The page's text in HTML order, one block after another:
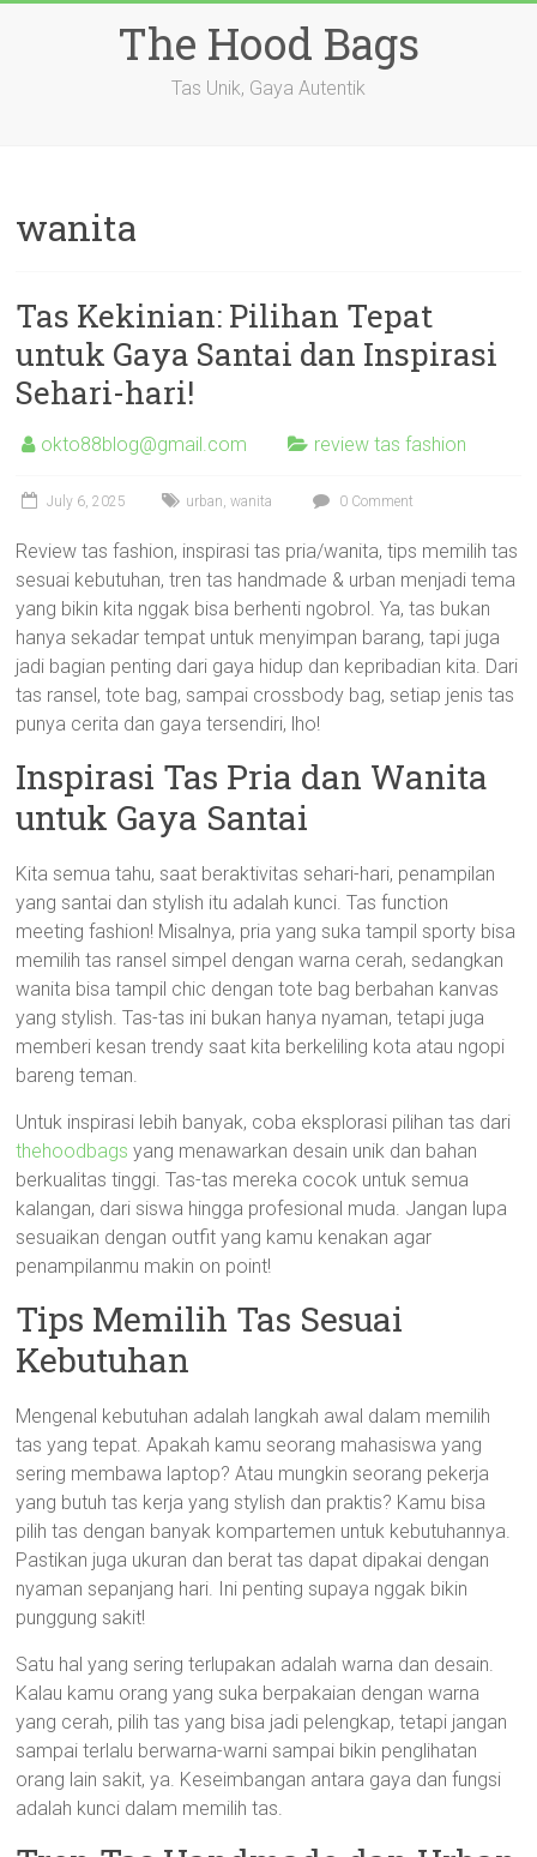
The Hood Bags
Tas Unik, Gaya Autentik
wanita
Tas Kekinian: Pilihan Tepat
untuk Gaya Santai dan Inspirasi
Sehari-hari!
okto88blog@gmail.com review tas fashion
July 6, 2025 urban,wanita 0 Comment
Review tas fashion, inspirasi tas pria/wanita, tips memilih tas
sesuai kebutuhan, tren tas handmade & urban menjadi tema
yang bikin kita nggak bisa berhenti ngobrol. Ya, tas bukan
hanya sekadar tempat untuk menyimpan barang, tapi juga
jadi bagian penting dari gaya hidup dan kepribadian kita. Dari
tas ransel, tote bag, sampai crossbody bag, setiap jenis tas
punya cerita dan gaya tersendiri, lho!
Inspirasi Tas Pria dan Wanita
untuk Gaya Santai
Kita semua tahu, saat beraktivitas sehari-hari, penampilan
yang santai dan stylish itu adalah kunci. Tas function
meeting fashion! Misalnya, pria yang suka tampil sporty bisa
memilih tas ransel simpel dengan warna cerah, sedangkan
wanita bisa tampil chic dengan tote bag berbahan kanvas
yang stylish. Tas-tas ini bukan hanya nyaman, tetapi juga
memberi kesan trendy saat kita berkeliling kota atau ngopi
bareng teman.
Untuk inspirasi lebih banyak, coba eksplorasi pilihan tas dari
thehoodbags yang menawarkan desain unik dan bahan
berkualitas tinggi. Tas-tas mereka cocok untuk semua
kalangan, dari siswa hingga profesional muda. Jangan lupa
sesuaikan dengan outfit yang kamu kenakan agar
penampilanmu makin on point!
Tips Memilih Tas Sesuai
Kebutuhan
Mengenal kebutuhan adalah langkah awal dalam memilih
tas yang tepat. Apakah kamu seorang mahasiswa yang
sering membawa laptop? Atau mungkin seorang pekerja
yang butuh tas kerja yang stylish dan praktis? Kamu bisa
pilih tas dengan banyak kompartemen untuk kebutuhannya.
Pastikan juga ukuran dan berat tas dapat dipakai dengan
nyaman sepanjang hari. Ini penting supaya nggak bikin
punggung sakit!
Satu hal yang sering terlupakan adalah warna dan desain.
Kalau kamu orang yang suka berpakaian dengan warna
yang cerah, pilih tas yang bisa jadi pelengkap, tetapi jangan
sampai terlalu berwarna-warni sampai bikin penglihatan
orang lain sakit, ya. Keseimbangan antara gaya dan fungsi
adalah kunci dalam memilih tas.